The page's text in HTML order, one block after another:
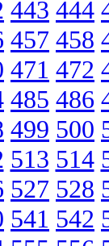
443 444
457 458
471 472
485 486
499 500
513 514
527 528
541 542